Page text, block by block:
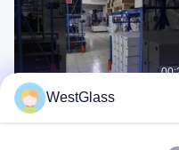
車のペンキの保護フィルム
6.Car Paint Protection Film
WestGlass